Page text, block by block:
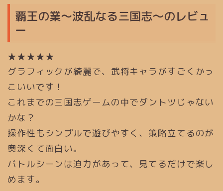
覇王の業～波乱なる三国志～のレビュ
ー
★★★★★
グラフィックが綺麗で、武将キャラがすごくかっ
こいいです！
これまでの三国志ゲームの中でダントツじゃない
かな？
操作性もシンプルで遊びやすく、策略立てるのが
奥深くて面白い。
バトルシーンは迫力があって、見てるだけで楽し
めます。